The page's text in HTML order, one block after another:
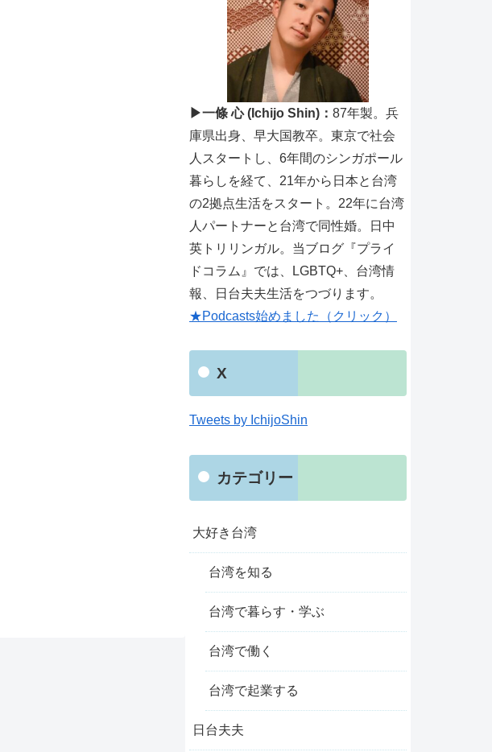
▶一條 心 (Ichijo Shin)： 87年製。兵
庫県出身、早大国教卒。東京で社会
人スタートし、6年間のシンガポール
暮らしを経て、21年から日本と台湾
の2拠点生活をスタート。22年に台湾
人パートナーと台湾で同性婚。日中
英トリリンガル。当ブログ『プライ
ドコラム』では、LGBTQ+、台湾情
報、日台夫夫生活をつづります。
★Podcasts始めました（クリック）
X
Tweets by IchijoShin
カテゴリー
大好き台湾
台湾を知る
台湾で暮らす・学ぶ
台湾で働く
台湾で起業する
日台夫夫